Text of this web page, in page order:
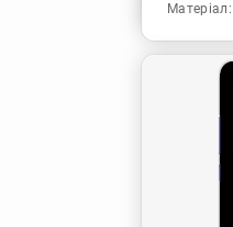
Матеріал: